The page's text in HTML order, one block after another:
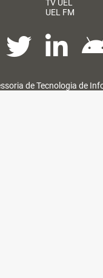
TV UEL
UEL FM
de Tecnologia de